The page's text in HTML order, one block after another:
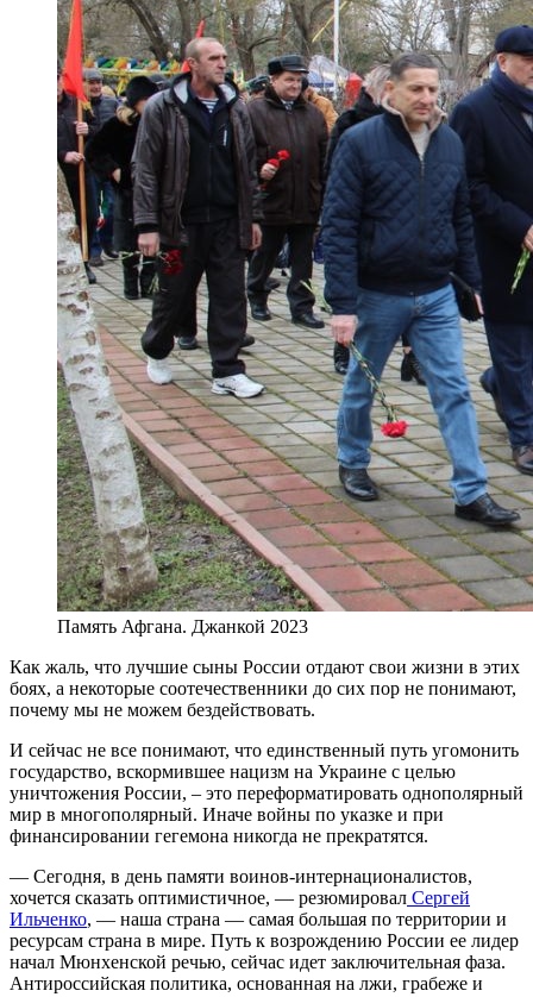
Память Афгана. Джанкой 2023
Как жаль, что лучшие сыны России отдают свои жизни в этих
боях, а некоторые соотечественники до сих пор не понимают,
почему мы не можем бездействовать.
И сейчас не все понимают, что единственный путь угомонить
государство, вскормившее нацизм на Украине с целью
уничтожения России, – это переформатировать однополярный
мир в многополярный. Иначе войны по указке и при
финансировании гегемона никогда не прекратятся.
— Сегодня, в день памяти воинов-интернационалистов,
хочется сказать оптимистичное, — резюмировал Сергей
Ильченко, — наша страна — самая большая по территории и
ресурсам страна в мире. Путь к возрождению России ее лидер
начал Мюнхенской речью, сейчас идет заключительная фаза.
Антироссийская политика, основанная на лжи, грабеже и